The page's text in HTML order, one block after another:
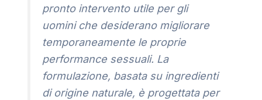
pronto intervento utile per gli
uomini che desiderano migliorare
temporaneamente le proprie
performance sessuali. La
formulazione, basata su ingredienti
di origine naturale, è progettata per